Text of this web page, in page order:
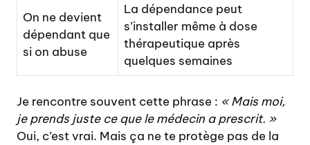
On ne devient
dépendant que
si on abuse
La dépendance peut
s’installer même à dose
thérapeutique après
quelques semaines
Je rencontre souvent cette phrase : « Mais moi,
je prends juste ce que le médecin a prescrit. »
Oui, c’est vrai. Mais ça ne te protège pas de la